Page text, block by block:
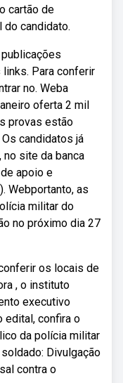
cartão de
do candidato.
Para conferir
no. Weba
oferta 2 mil
provas estão
candidatos já
site da banca
apoio e
Webportanto, as
militar do
no próximo dia 27
os locais de
, o instituto
executivo
edital, confira o
da polícia militar
Divulgação
contra o